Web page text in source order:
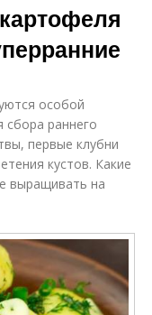
особой
сбора раннего
первые клубни
кустов. Какие
выращивать на